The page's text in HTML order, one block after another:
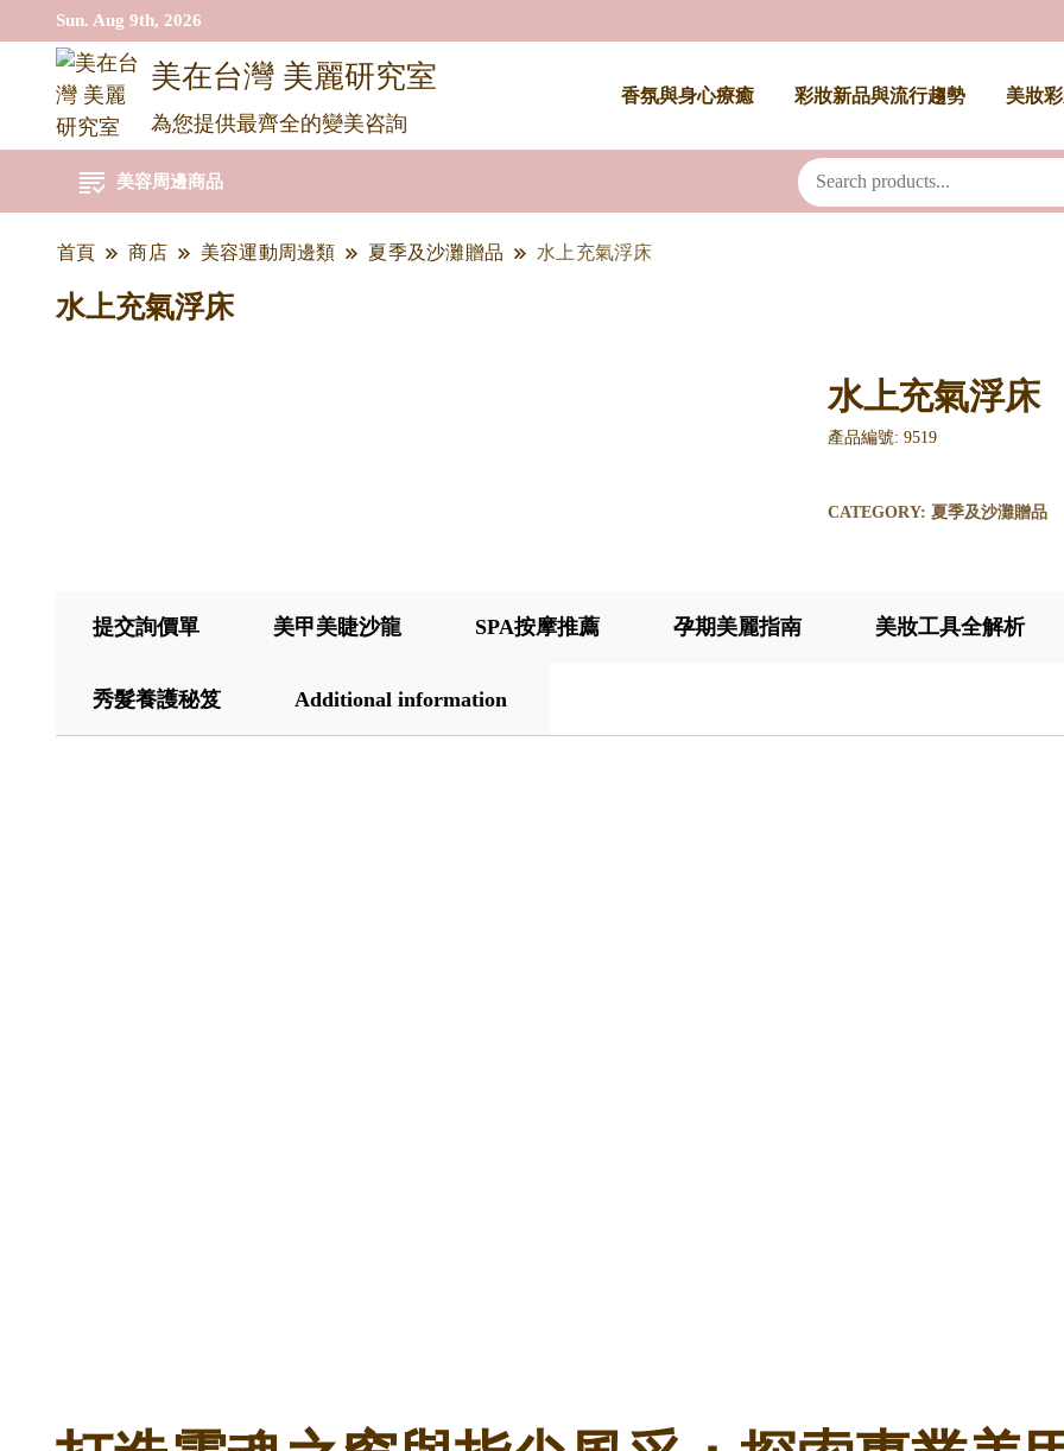
Sun. Aug 9th, 2026
美在台灣 美麗研究室
為您提供最齊全的變美咨詢
香氛與身心療癒 彩妝新品與流行趨勢 美妝
美容周邊商品
首頁 商店 美容運動周邊類 夏季及沙灘贈品 水上充氣浮床
水上充氣浮床
水上充氣浮床
產品編號: 9519
CATEGORY: 夏季及沙灘贈品
提交詢價單 美甲美睫沙龍 SPA按摩推薦 孕期美麗指南 美妝工具全解析
秀髮養護秘笈 Additional information